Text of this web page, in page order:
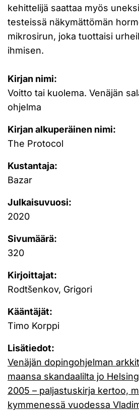
kehittelijä saattaa myös
testeissä näkymättömän
mikrosirun, joka tuottaisi
ihmisen.
Kirjan nimi:
Voitto tai kuolema. Venäjän
ohjelma
Kirjan alkuperäinen nimi:
The Protocol
Kustantaja:
Bazar
Julkaisuvuosi:
2020
Sivumäärä:
320
Kirjoittajat:
Rodtšenkov, Grigori
Kääntäjät:
Timo Korppi
Lisätiedot:
Venäjän dopingohjelman
maansa skandaalilta jo
2005 – paljastuskirja kertoo,
kymmenessä vuodessa